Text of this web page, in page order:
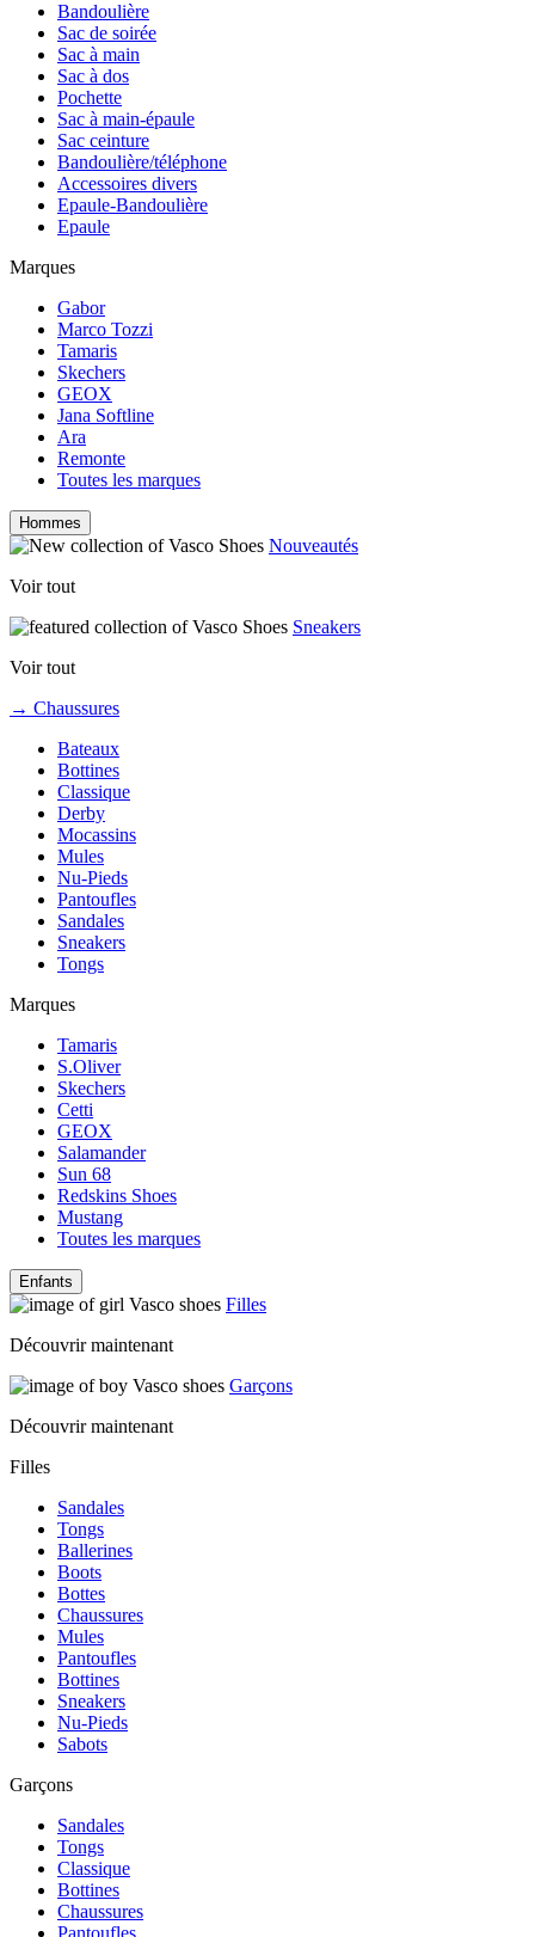
Bandoulière
Sac de soirée
Sac à main
Sac à dos
Pochette
Sac à main-épaule
Sac ceinture
Bandoulière/téléphone
Accessoires divers
Epaule-Bandoulière
Epaule
Marques
Gabor
Marco Tozzi
Tamaris
Skechers
GEOX
Jana Softline
Ara
Remonte
Toutes les marques
Hommes
Nouveautés
Voir tout
Sneakers
Voir tout
→ Chaussures
Bateaux
Bottines
Classique
Derby
Mocassins
Mules
Nu-Pieds
Pantoufles
Sandales
Sneakers
Tongs
Marques
Tamaris
S.Oliver
Skechers
Cetti
GEOX
Salamander
Sun 68
Redskins Shoes
Mustang
Toutes les marques
Enfants
Filles
Découvrir maintenant
Garçons
Découvrir maintenant
Filles
Sandales
Tongs
Ballerines
Boots
Bottes
Chaussures
Mules
Pantoufles
Bottines
Sneakers
Nu-Pieds
Sabots
Garçons
Sandales
Tongs
Classique
Bottines
Chaussures
Pantoufles